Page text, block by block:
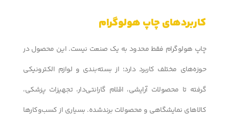
کاربردهای چاپ هولوگرام
چاپ هولوگرام فقط محدود به یک صنعت نیست. این محصول در
حوزه‌های مختلف کاربرد دارد؛ از بسته‌بندی و لوازم الکترونیکی
گرفته تا محصولات آرایشی، اقلام گارانتی‌دار، تجهیزات پزشکی،
کالاهای نمایشگاهی و محصولات برندشده. بسیاری از کسب‌وکارها